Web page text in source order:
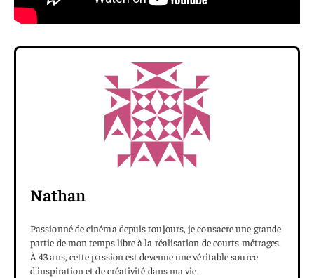
Nathan
Passionné de cinéma depuis toujours, je consacre une grande
partie de mon temps libre à la réalisation de courts métrages.
À 43 ans, cette passion est devenue une véritable source
d'inspiration et de créativité dans ma vie.